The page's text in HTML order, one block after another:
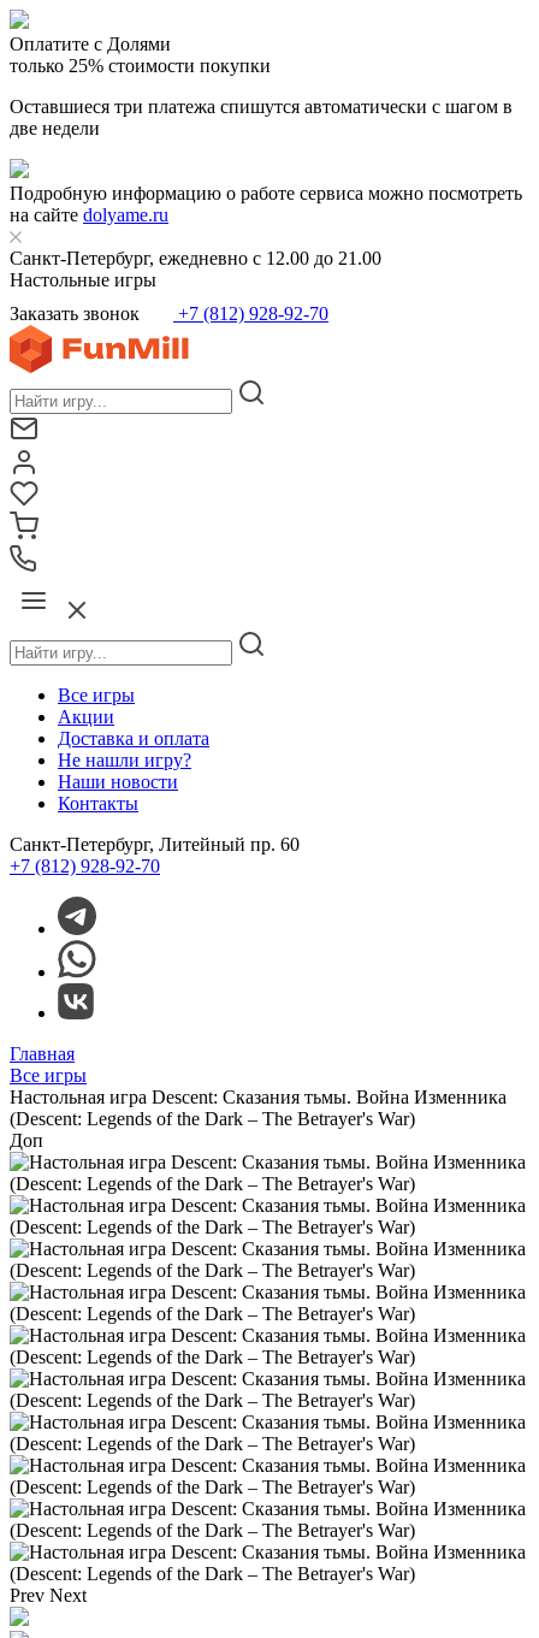
Оплатите с Долями
только 25% стоимости покупки
Оставшиеся три платежа спишутся автоматически с шагом в
две недели
Подробную информацию о работе сервиса можно посмотреть
на сайте dolyame.ru
Санкт-Петербург, ежедневно с 12.00 до 21.00
Настольные игры
Заказать звонок
+7 (812) 928-92-70
Все игры
Акции
Доставка и оплата
Не нашли игру?
Наши новости
Контакты
Санкт-Петербург, Литейный пр. 60
+7 (812) 928-92-70
Главная
Все игры
Настольная игра Descent: Сказания тьмы. Война Изменника
(Descent: Legends of the Dark – The Betrayer's War)
Доп
Prev Next